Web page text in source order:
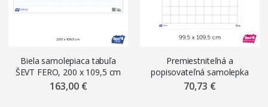
Biela samolepiaca tabuľa
ŠEVT FERO, 200 x 109,5 cm
(vnútro tabule), s notovou
osnovou
163,00 €
Premiestniteľná a
popisovateľná samolepka
ŠEVT NANO write, 99,5 x
109,5 cm, s mriežkou
70,73 €